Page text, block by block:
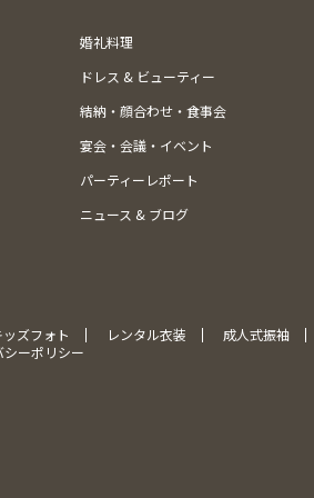
婚礼料理
ドレス & ビューティー
結納・顔合わせ・食事会
宴会・会議・イベント
パーティーレポート
ニュース & ブログ
ッズフォト レンタル衣装 成人式振袖
シーポリシー